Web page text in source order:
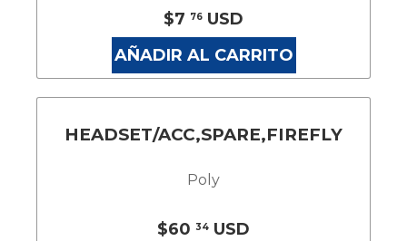
$7 76 USD
AÑADIR AL CARRITO
HEADSET/ACC,SPARE,FIREFLY
Poly
$60 34 USD